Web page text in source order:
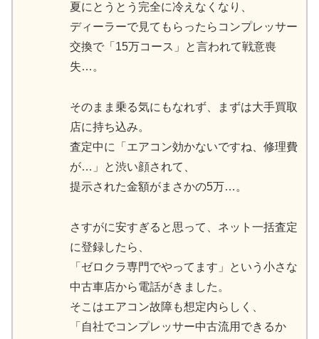
夏にとうとう完全に冷えなくなり、
ディーラーで見てもらったらコンプレッサー
交換で「15万コース」と言われて戦意喪
失…。
そのまま乗る気にもなれず、まずは大手買取
店に持ち込み。
査定中に「エアコン効かないですね、修理費
が…」と渋い顔されて、
提示された金額がまさかの5万…。
さすがに安すぎると思って、ネット一括査定
に登録したら、
「ゼロクラ専門でやってます」という小さな
中古車店から電話がきました。
そこはエアコン故障も想定内らしく、
「自社でコンプレッサー中古流用できるか